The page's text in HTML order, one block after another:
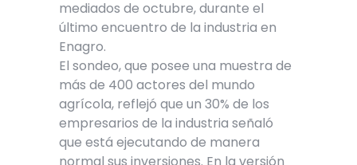
mediados de octubre, durante el
último encuentro de la industria en
Enagro.
El sondeo, que posee una muestra de
más de 400 actores del mundo
agrícola, reflejó que un 30% de los
empresarios de la industria señaló
que está ejecutando de manera
normal sus inversiones. En la versión